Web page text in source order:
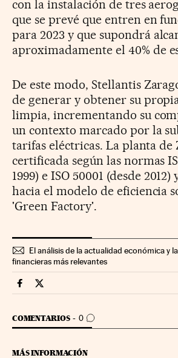
con la instalación de tres
que se prevé que entren en
para 2023 y que supondrá
aproximadamente el 40% de
De este modo, Stellantis
de generar y obtener su
limpia, incrementando su
un contexto marcado por la
tarifas eléctricas. La planta de
certificada según las normas
1999) e ISO 50001 (desde
hacia el modelo de eficiencia
'Green Factory'.
El análisis de la actualidad económica y
financieras más relevantes
Companias Cinco Días en Facebook
Companias Cinco Días en Twitter
COMENTARIOS 0
IR A LOS COMENTARIOS
MÁS INFORMACIÓN